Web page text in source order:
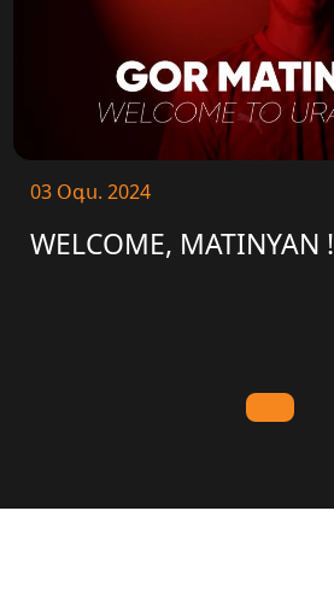
03 Օգս. 2024
WELCOME, MATINYAN !